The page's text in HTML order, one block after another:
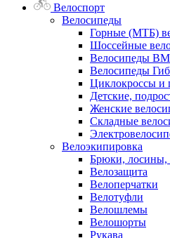
Велоспорт
Велосипеды
Горные (МТБ)
Шоссейные
Велосипеды
Велосипеды
Циклокроссы и
Детские,
Женские
Складные
Велоэкипировка
Брюки, лосины,
Велозащита
Велоперчатки
Велотуфли
Велошлемы
Велошорты
Рукава